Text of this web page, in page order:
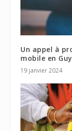
Un appel à
mobile en
19 janvier 2024